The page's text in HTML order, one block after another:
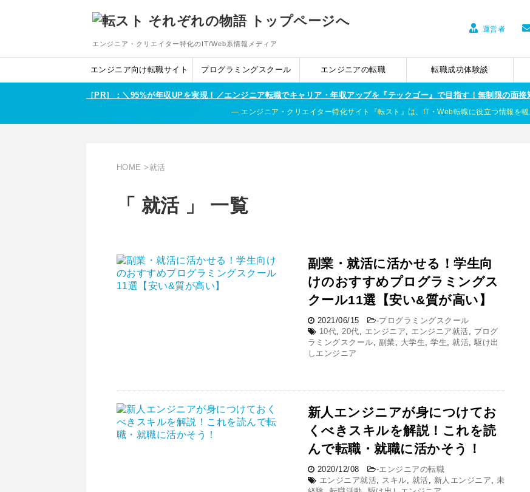
エンジニア・クリエイター特化のIT/Web系情報メディア
運営者
エンジニア向け転職サイト プログラミングスクール エンジニアの転職 転職成功体験談
［PR］：＼95%が年収UPを実現！／エンジニア転職でキャリア・年収アップを『テックゴー』で目指す！無制限の面
エンジニア・クリエイター特化サイト『転スト』は、IT・Web転職に役立つ情報を幅
HOME >就活
「 就活 」 一覧
副業・就活に活かせる！学生向
けのおすすめプログラミングス
クール11選【安い&質が高い】
2021/06/15 -プログラミングスクール
10代,20代, エンジニア, エンジニア就活, プログ
ラミングスクール, 副業 , 大学生,学生,就活,駆け出
しエンジニア
新人エンジニアが身につけてお
くべきスキルを解説！これを読
んで転職・就職に活かそう！
2020/12/08 -エンジニアの転職
エンジニア就活, スキル, 就活, 新人エンジニア,未